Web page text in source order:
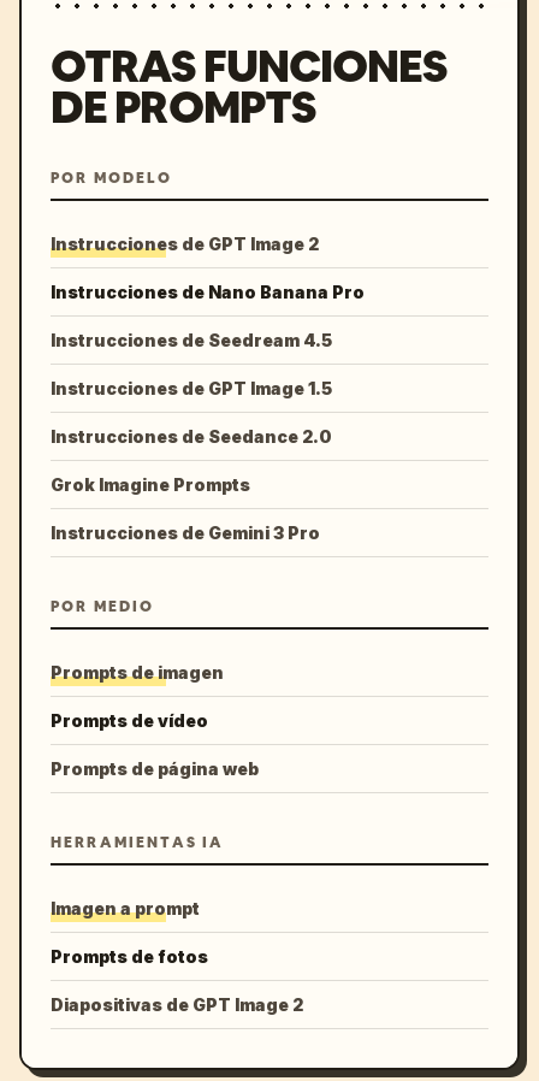
OTRAS FUNCIONES
DE PROMPTS
POR MODELO
Instrucciones de GPT Image 2
Instrucciones de Nano Banana Pro
Instrucciones de Seedream 4.5
Instrucciones de GPT Image 1.5
Instrucciones de Seedance 2.0
Grok Imagine Prompts
Instrucciones de Gemini 3 Pro
POR MEDIO
Prompts de imagen
Prompts de vídeo
Prompts de página web
HERRAMIENTAS IA
Imagen a prompt
Prompts de fotos
Diapositivas de GPT Image 2